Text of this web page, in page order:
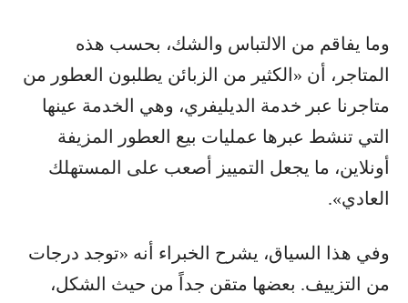
وما يفاقم من الالتباس والشك، بحسب هذه
المتاجر، أن «الكثير من الزبائن يطلبون العطور من
متاجرنا عبر خدمة الديليفري، وهي الخدمة عينها
التي تنشط عبرها عمليات بيع العطور المزيفة
أونلاين، ما يجعل التمييز أصعب على المستهلك
العادي».
وفي هذا السياق، يشرح الخبراء أنه «توجد درجات
من التزييف. بعضها متقن جداً من حيث الشكل،